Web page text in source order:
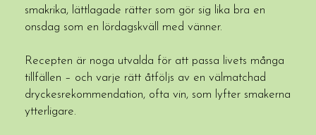
smakrika, lättlagade rätter som gör sig lika bra en
onsdag som en lördagskväll med vänner.
Recepten är noga utvalda för att passa livets många
tillfällen – och varje rätt åtföljs av en välmatchad
dryckesrekommendation, ofta vin, som lyfter smakerna
ytterligare.